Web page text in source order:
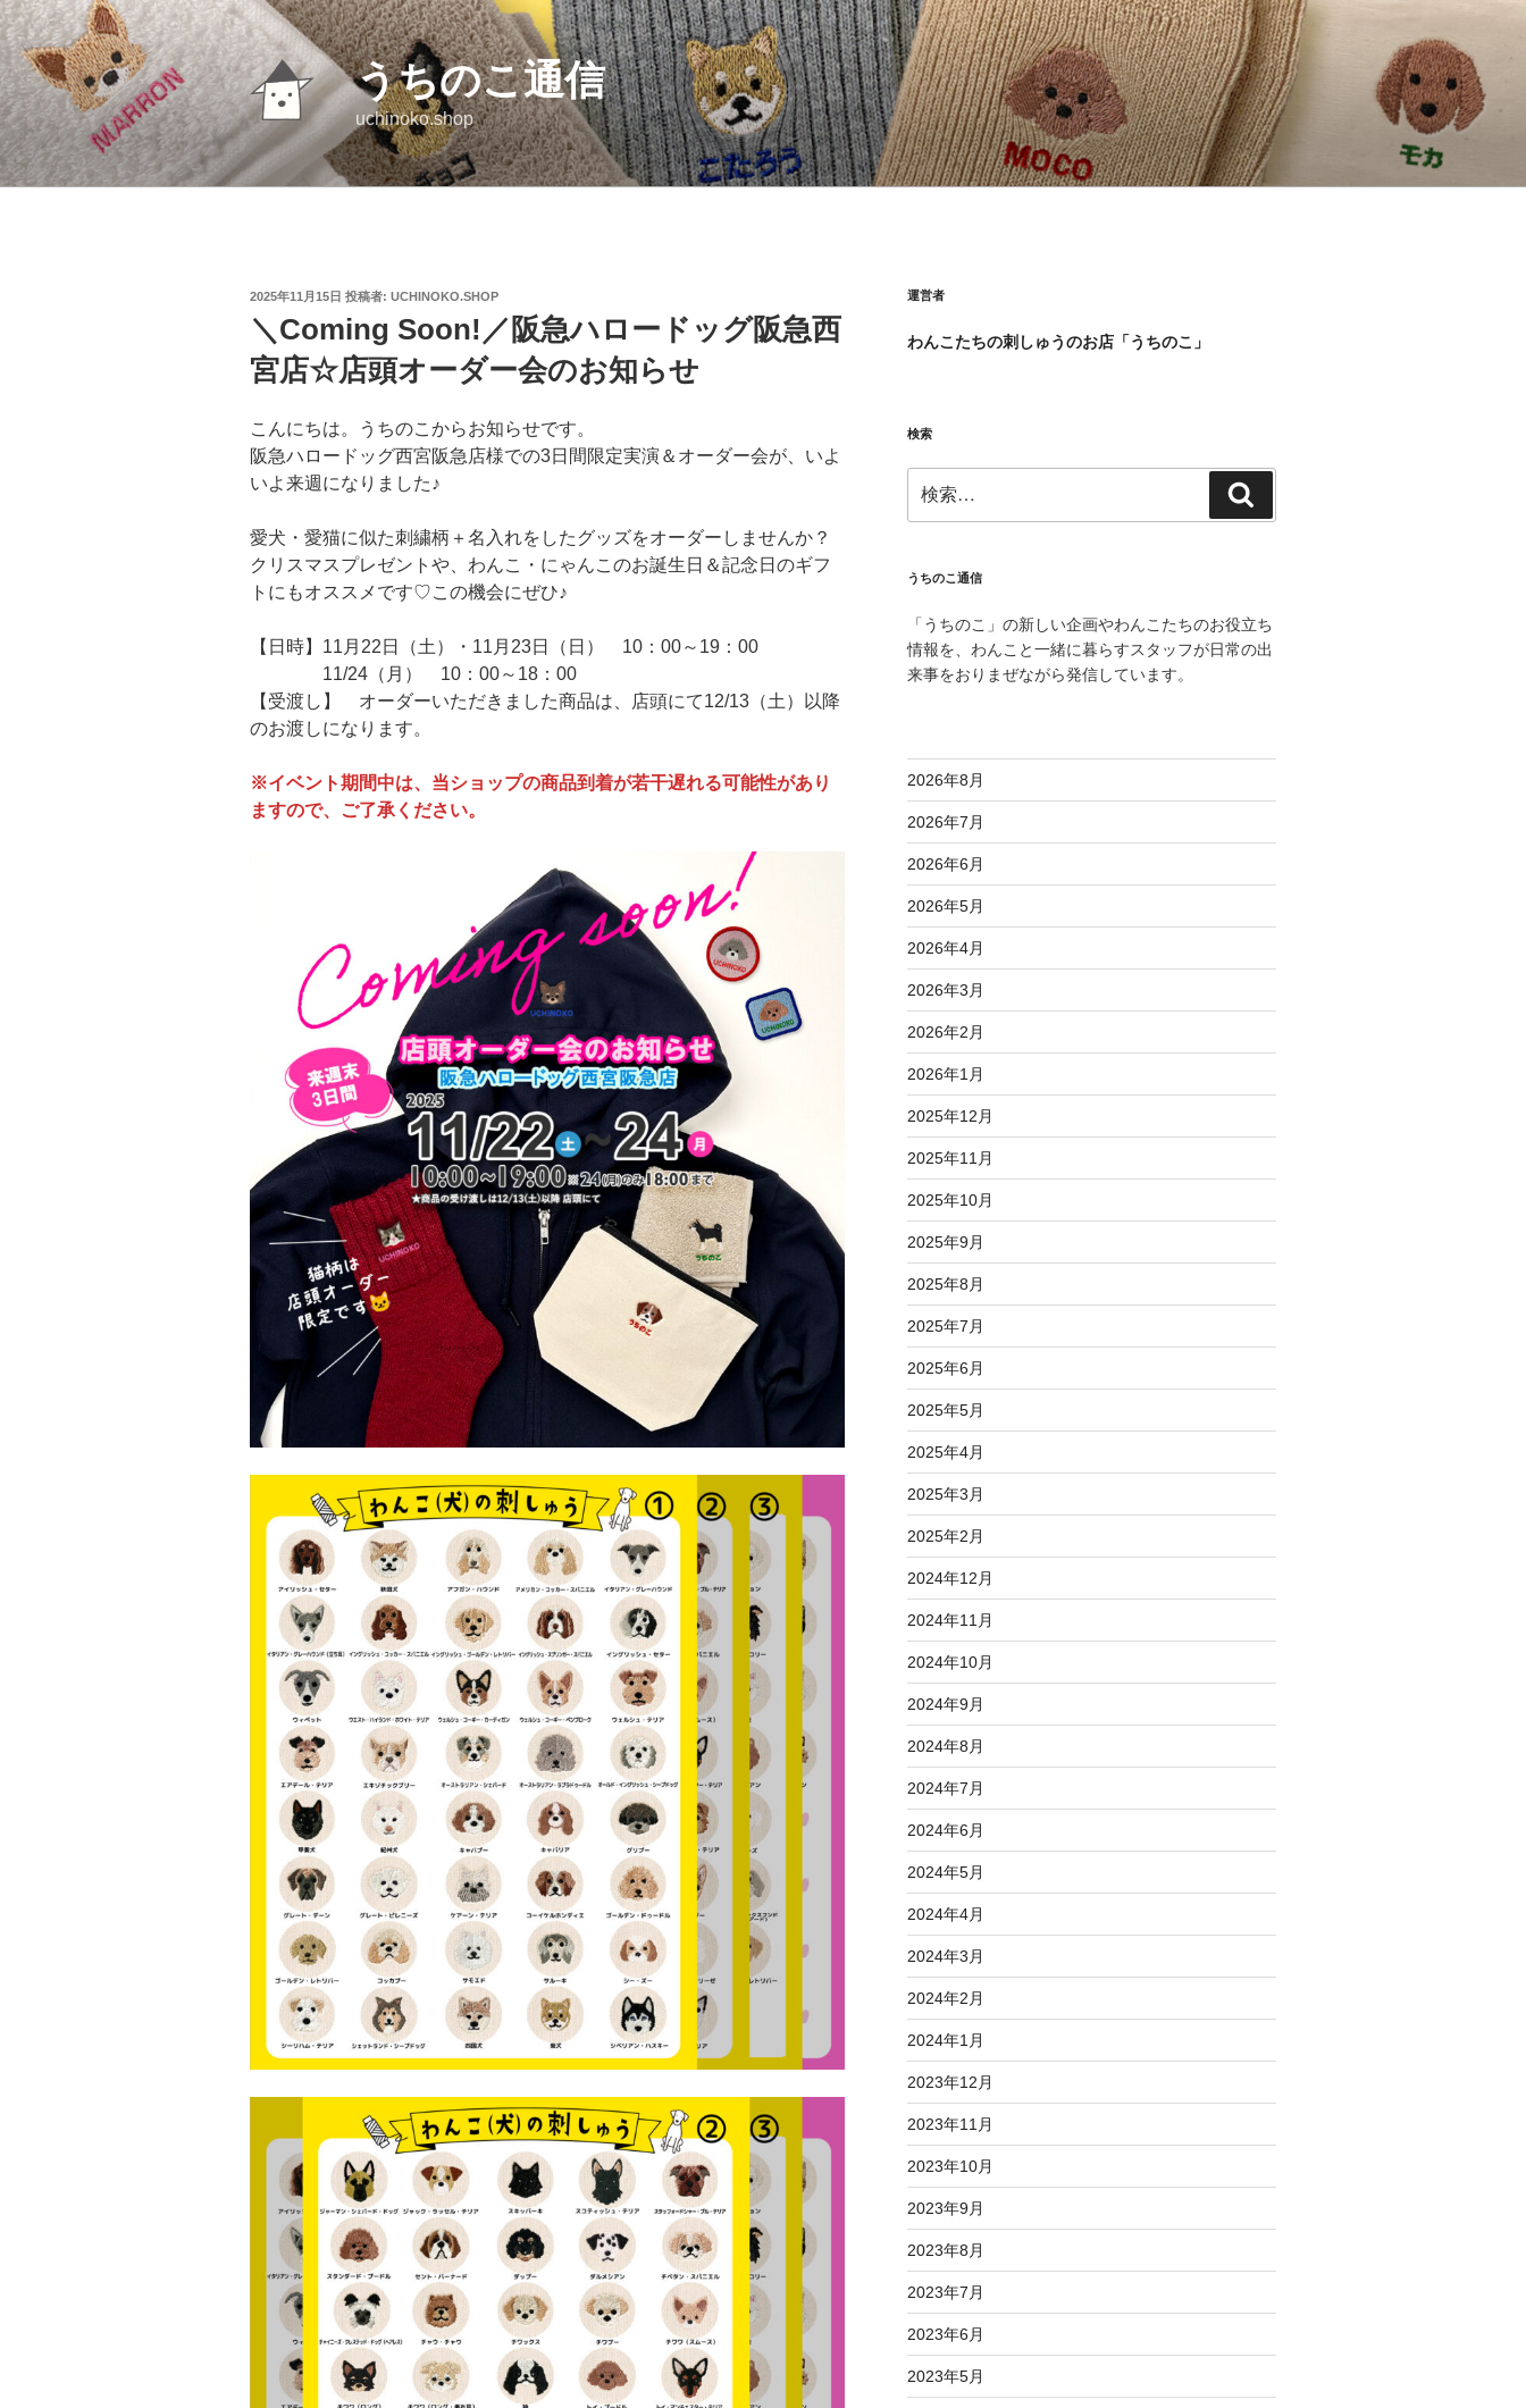
コ
ン
テ
ン
ツ
へ
ス
うちのこ通信
uchinoko.shop
投
日:
2025年11月15日 投稿者: UCHINOKO.SHOP
＼Coming Soon!／阪急ハロードッグ阪急西
宮店☆店頭オーダー会のお知らせ
こんにちは。うちのこからお知らせです。
阪急ハロードッグ西宮阪急店様での3日間限定実演＆オーダー会が、いよ
いよ来週になりました♪
愛犬・愛猫に似た刺繍柄＋名入れをしたグッズをオーダーしませんか？
クリスマスプレゼントや、わんこ・にゃんこのお誕生日＆記念日のギフ
トにもオススメです♡この機会にぜひ♪
【日時】11月22日（土）・11月23日（日） 10：00～19：00
11/24（月） 10：00～18：00
【受渡し】 オーダーいただきました商品は、店頭にて12/13（土）以降
のお渡しになります。
※イベント期間中は、当ショップの商品到着が若干遅れる可能性があり
ますので、ご了承ください。
運営者
わんこたちの刺しゅうのお店「うちのこ」
検索
索:
索
うちのこ通信
「うちのこ」の新しい企画やわんこたちのお役立ち
情報を、わんこと一緒に暮らすスタッフが日常の出
来事をおりまぜながら発信しています。
2026年8月
2026年7月
2026年6月
2026年5月
2026年4月
2026年3月
2026年2月
2026年1月
2025年12月
2025年11月
2025年10月
2025年9月
2025年8月
2025年7月
2025年6月
2025年5月
2025年4月
2025年3月
2025年2月
2024年12月
2024年11月
2024年10月
2024年9月
2024年8月
2024年7月
2024年6月
2024年5月
2024年4月
2024年3月
2024年2月
2024年1月
2023年12月
2023年11月
2023年10月
2023年9月
2023年8月
2023年7月
2023年6月
2023年5月